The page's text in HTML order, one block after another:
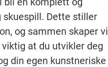
Dette stiller
og sammen skaper vi
at du utvikler deg
din egen kunstneriske